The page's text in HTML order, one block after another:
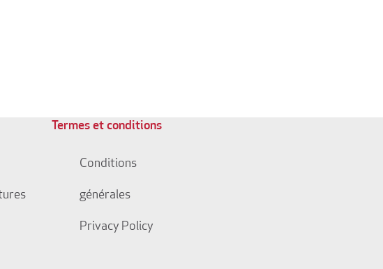
Termes et conditions
Conditions
générales
Privacy Policy